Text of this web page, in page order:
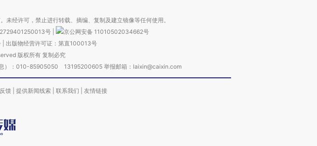
经许可，禁止进行转载、摘编、复制及建立镜像等任何使用。
号
京公网安备 11010502034662号
| 出版物经营许可证：第直100013号
版权所有 复制必究
息）：010-85905050 13195200605 举报邮箱：laixin@caixin.com
馈 提供新闻线索 联系我们 友情链接